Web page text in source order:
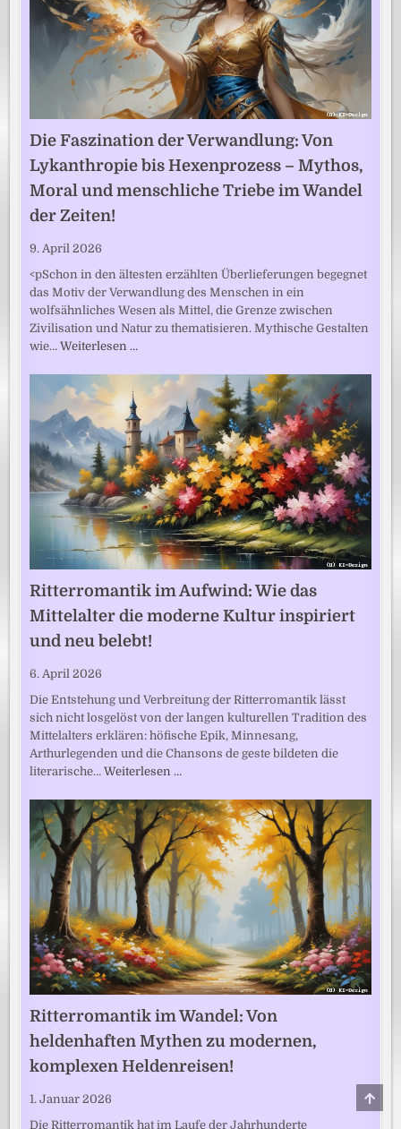
Die Faszination der Verwandlung: Von
Lykanthropie bis Hexenprozess – Mythos,
Moral und menschliche Triebe im Wandel
der Zeiten!
9. April 2026
<pSchon in den ältesten erzählten Überlieferungen begegnet
das Motiv der Verwandlung des Menschen in ein
wolfsähnliches Wesen als Mittel, die Grenze zwischen
Zivilisation und Natur zu thematisieren. Mythische Gestalten
wie…Weiterlesen …
Ritterromantik im Aufwind: Wie das
Mittelalter die moderne Kultur inspiriert
und neu belebt!
6. April 2026
Die Entstehung und Verbreitung der Ritterromantik lässt
sich nicht losgelöst von der langen kulturellen Tradition des
Mittelalters erklären: höfische Epik, Minnesang,
Arthurlegenden und die Chansons de geste bildeten die
literarische…Weiterlesen …
Ritterromantik im Wandel: Von
heldenhaften Mythen zu modernen,
komplexen Heldenreisen!
1. Januar 2026
Die Ritterromantik hat im Laufe der Jahrhunderte
TO